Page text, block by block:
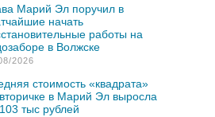
Марий Эл поручил в
начать
работы на
в Волжске
2026
стоимость «квадрата»
в Марий Эл выросла
тыс рублей